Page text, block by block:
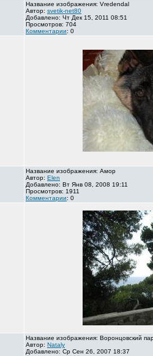
Название изображения: Vredendal
Автор: svetik-net80
Добавлено: Чт Дек 15, 2011 08:51
Просмотров: 704
Комментарии: 0
Название изображения: Амор
Автор: Elen
Добавлено: Вт Янв 08, 2008 19:11
Просмотров: 1911
Комментарии: 0
Название изображения: Воронцовский
Автор: Nataly
Добавлено: Ср Сен 26, 2007 18:37